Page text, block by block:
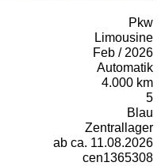
Pkw
Limousine
Feb / 2026
Automatik
4.000 km
5
Blau
Zentrallager
ab ca. 11.08.2026
cen1365308